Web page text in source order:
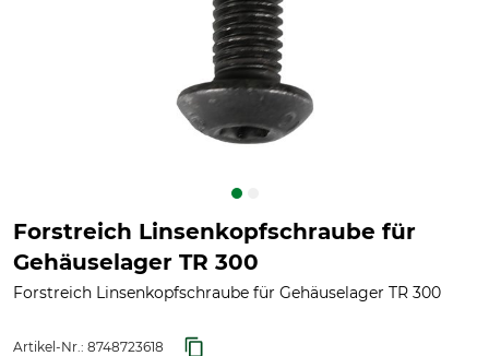
Forstreich Linsenkopfschraube für
Gehäuselager TR 300
Forstreich Linsenkopfschraube für Gehäuselager TR 300
Artikel-Nr.: 8748723618